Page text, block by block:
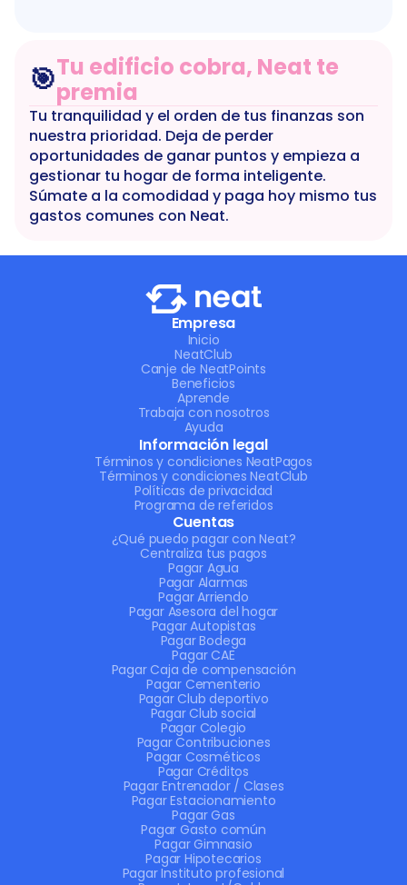
🎯Tu edificio cobra, Neat te
premia
Tu tranquilidad y el orden de tus finanzas son
nuestra prioridad. Deja de perder
oportunidades de ganar puntos y empieza a
gestionar tu hogar de forma inteligente.
Súmate a la comodidad y paga hoy mismo tus
gastos comunes con Neat.
Empresa
Inicio
NeatClub
Canje de NeatPoints
Beneficios
Aprende
Trabaja con nosotros
Ayuda
Información legal
Términos y condiciones NeatPagos
Términos y condiciones NeatClub
Políticas de privacidad
Programa de referidos
Cuentas
¿Qué puedo pagar con Neat?
Centraliza tus pagos
Pagar Agua
Pagar Alarmas
Pagar Arriendo
Pagar Asesora del hogar
Pagar Autopistas
Pagar Bodega
Pagar CAE
Pagar Caja de compensación
Pagar Cementerio
Pagar Club deportivo
Pagar Club social
Pagar Colegio
Pagar Contribuciones
Pagar Cosméticos
Pagar Créditos
Pagar Entrenador / Clases
Pagar Estacionamiento
Pagar Gas
Pagar Gasto común
Pagar Gimnasio
Pagar Hipotecarios
Pagar Instituto profesional